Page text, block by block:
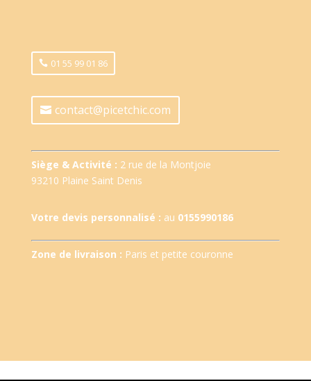
01 55 99 01 86
contact@picetchic.com
Siège & Activité : 2 rue de la Montjoie
93210 Plaine Saint Denis
Votre devis personnalisé : au 0155990186
Zone de livraison : Paris et petite couronne